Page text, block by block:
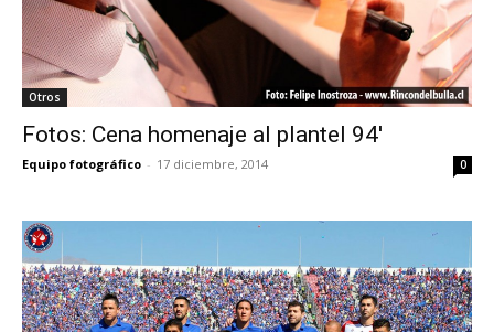
Otros
Fotos: Cena homenaje al plantel 94′
Equipo fotográfico - 17 diciembre, 2014 0